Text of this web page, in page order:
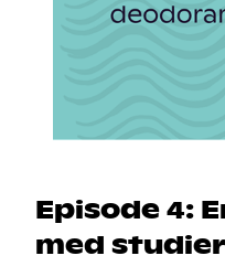
Episode 4:
med